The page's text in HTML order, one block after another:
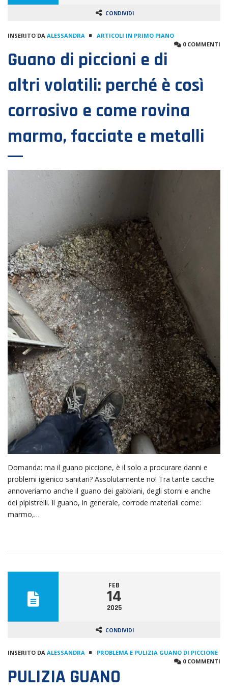
CONDIVIDI
INSERITO DA ALESSANDRA
ARTICOLI IN PRIMO PIANO
0 COMMENTI
Guano di piccioni e di
altri volatili: perché è così
corrosivo e come rovina
marmo, facciate e metalli
Domanda: ma il guano piccione, è il solo a procurare danni e
problemi igienico sanitari? Assolutamente no! Tra tante cacche
annoveriamo anche il guano dei gabbiani, degli storni e anche
dei pipistrelli. Il guano, in generale, corrode materiali come:
marmo,…
FEB
14
2025
CONDIVIDI
INSERITO DA ALESSANDRA
PROBLEMA E PULIZIA GUANO DI PICCIONE
0 COMMENTI
PULIZIA GUANO